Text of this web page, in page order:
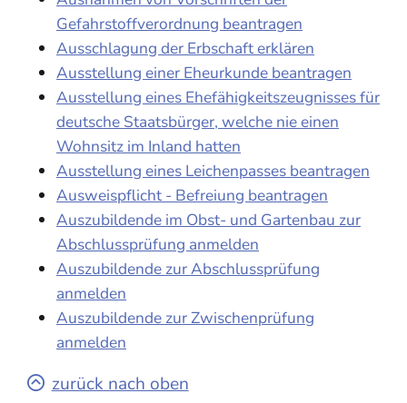
Gefahrstoffverordnung beantragen
Ausschlagung der Erbschaft erklären
Ausstellung einer Eheurkunde beantragen
Ausstellung eines Ehefähigkeitszeugnisses für
deutsche Staatsbürger, welche nie einen
Wohnsitz im Inland hatten
Ausstellung eines Leichenpasses beantragen
Ausweispflicht - Befreiung beantragen
Auszubildende im Obst- und Gartenbau zur
Abschlussprüfung anmelden
Auszubildende zur Abschlussprüfung
anmelden
Auszubildende zur Zwischenprüfung
anmelden
zurück nach oben